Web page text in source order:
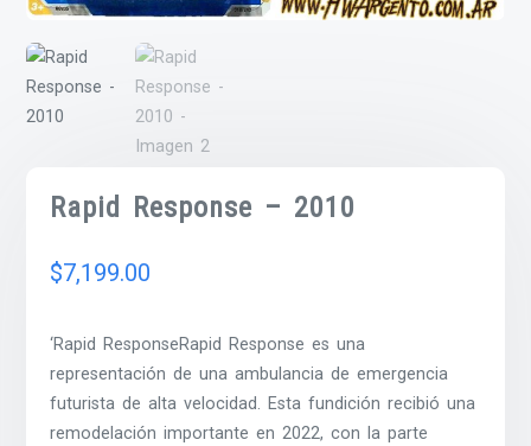
Rapid Response – 2010
$7,199.00
‘Rapid ResponseRapid Response es una
representación de una ambulancia de emergencia
futurista de alta velocidad. Esta fundición recibió una
remodelación importante en 2022, con la parte